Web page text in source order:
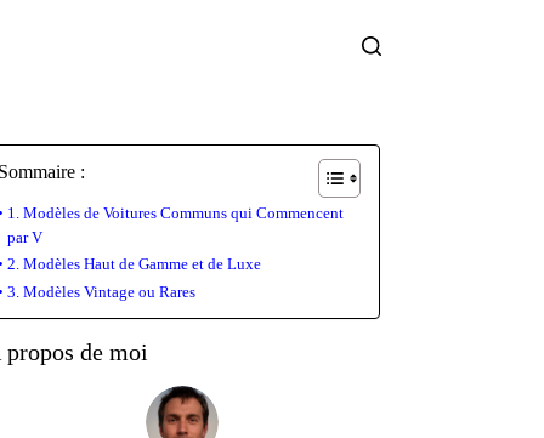
:
1. Modèles de Voitures Communs qui Commencent
par V
2. Modèles Haut de Gamme et de Luxe
3. Modèles Vintage ou Rares
propos de moi